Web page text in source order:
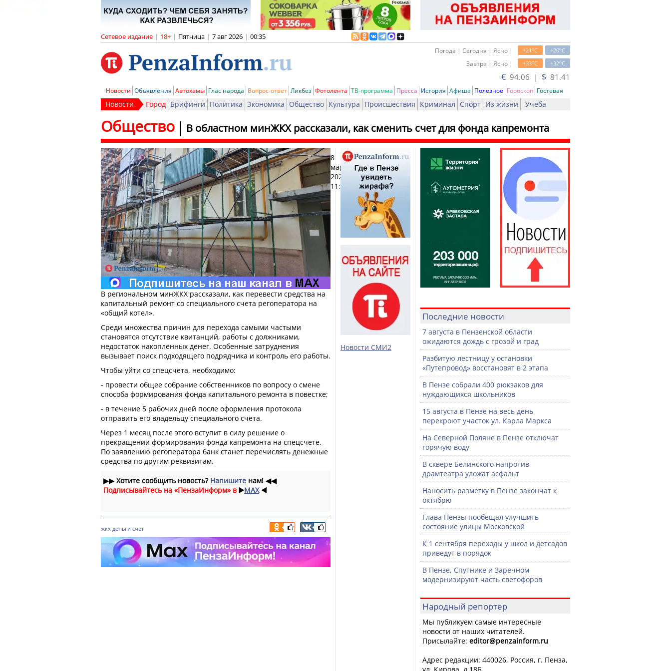
Сетевое издание | 18+ | Пятница | 7 авг 2026 | 00:35
+20oC
+21oC
Погода | Сегодня | Ясно |
+32oC
+33oC
Завтра | Ясно |
€ 94.06 | $ 81.41
Новости Объявления Автохамы Глас народа Вопрос-ответ Ликбез Фотолента ТВ-программа Пресса История Афиша Полезное Гороскоп Гостевая
Новости Город Брифинги Политика Экономика Общество Культура Происшествия Криминал Спорт Из жизни Учеба
В областном минЖКХ рассказали, как сменить счет для фонда капремонта
Общество
8
марта
2026,
11:36
Печать
В региональном минЖКХ рассказали, как перевести средства на
капитальный ремонт со специального счета регоператора на
«общий котел».
Среди множества причин для перехода самыми частыми
становятся отсутствие квитанций, работы с должниками,
недостаток накопленных денег. Особенные затруднения
вызывает поиск подходящего подрядчика и контроль его работы.
Чтобы уйти со спецсчета, необходимо:
- провести общее собрание собственников по вопросу о смене
способа формирования фонда капитального ремонта в повестке;
- в течение 5 рабочих дней после оформления протокола
отправить его владельцу специального счета.
Через 1 месяц после этого вступит в силу решение о
прекращении формирования фонда капремонта на спецсчете.
По заявлению регоператора банк станет перечислять денежные
средства по другим реквизитам.
▶▶Хотите сообщить новость? Напишите нам! ◀◀
Подписывайтесь на «ПензаИнформ» в ▶️MAX ◀️
жкх деньги счет
Новости СМИ2
Последние новости
7 августа в Пензенской области
ожидаются дождь с грозой и град
Разбитую лестницу у остановки
«Путепровод» восстановят в 2 этапа
В Пензе собрали 400 рюкзаков для
нуждающихся школьников
15 августа в Пензе на весь день
перекроют участок ул. Карла Маркса
На Северной Поляне в Пензе отключат
горячую воду
В сквере Белинского напротив
драмтеатра уложат асфальт
Наносить разметку в Пензе закончат к
октябрю
Глава Пензы пообещал улучшить
состояние улицы Московской
К 1 сентября переходы у школ и детсадов
приведут в порядок
В Пензе, Спутнике и Заречном
модернизируют часть светофоров
Народный репортер
Мы публикуем самые интересные
новости от наших читателей.
Присылайте: editor@penzainform.ru
Адрес редакции: 440026, Россия, г. Пенза,